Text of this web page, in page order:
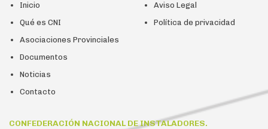
Inicio
Qué es CNI
Asociaciones Provinciales
Documentos
Noticias
Contacto
Aviso Legal
Política de privacidad
CONFEDERACIÓN NACIONAL DE INSTALADORES.